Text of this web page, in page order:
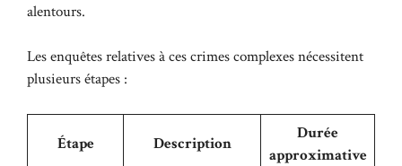
alentours.
Les enquêtes relatives à ces crimes complexes nécessitent
plusieurs étapes :
Étape Description
Durée
approximative